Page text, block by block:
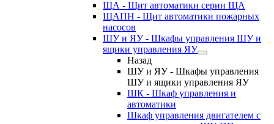
ЩА - Щит автоматики серии ЩА
ЩАПН - Щит автоматики пожарных
насосов
ШУ и ЯУ - Шкафы управления ШУ и
ящики управления ЯУ
Назад
ШУ и ЯУ - Шкафы управления
ШУ и ящики управления ЯУ
ШК - Шкаф управления и
автоматики
Шкаф управления двигателем с